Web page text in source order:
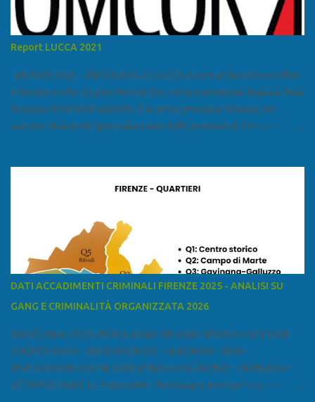
rapporto della DCSA è uno dei principali scali del narcotraffico dal
sudamerica, in particolare Ecuador e Cile. Marsiglia è una città
multietnica, con un 40 per cento di islamici e nonostante questo e
nonostante il forte tasso di criminalità che attira molti giovani,
emerge a prescindere dalla religione una forte identità ...
Report LUCCA 2021
REPORT 2021 - PROVINCIA DI LUCCA A cura di Salvatore Calleri
e Renato Scalia La provincia di Lucca è una provincia italiana della
Toscana di 393.000 abitanti. È la terza provincia toscana per
numero di abitanti (preceduta solo dalle province di Firenze e Pisa)
a est con le province di Pistoia e di Firenze, a sud con la provincia di
Lucca Ÿ la Versilia Ÿ la Media Valle del Serchio Ÿ la Garfagnana
Fonte: wikipedia Presenze mafiose e criminali (principali) Le
presenze mafiose in provincia sono assai rilevanti. Si segnala che
nella relazione del 2001 della Commissione parlamentare
Livorno e Lucca agiscono i clan dei Fedele...” Dalla ricerc...
DATI ACCADIMENTI CRIMINALI FIRENZE 2025 - ANALISI SU
GANG E CRIMINALITÀ ORGANIZZATA 2026
PARTE ANALITICA RICICLAGGIO DENARO SPORCO I SETTORI
COLPITI SONO: • RISTORAZIONE • ALBERGHI • B&B •
RIVENDITORI CON NEGOZI SENZA ACQUIRENTI • FARMACIA •
ATTIVITÀ VARIE Le 5 domande che bisogna porsi per capire e